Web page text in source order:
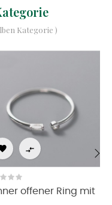
Kategorie )

offener Ring mit